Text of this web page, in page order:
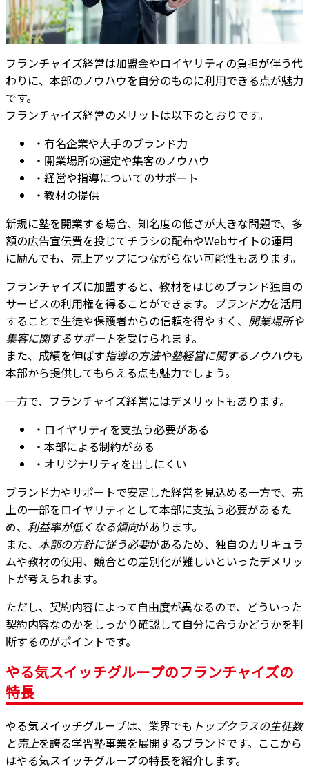
フランチャイズ経営は加盟金やロイヤリティの負担が伴う代
わりに、本部のノウハウを自分のものに利用できる点が魅力
です。
フランチャイズ経営のメリットは以下のとおりです。
・有名企業や大手のブランド力
・開業場所の選定や集客のノウハウ
・経営や指導についてのサポート
・教材の提供
新規に塾を開業する場合、知名度の低さが大きな問題で、多
額の広告宣伝費を投じてチラシの配布やWebサイトの運用
に励んでも、売上アップにつながらない可能性もあります。
フランチャイズに加盟すると、教材をはじめブランド独自の
サービスの利用権を得ることができます。 ブランド力を活用
することで生徒や保護者からの信頼を得やすく、 開業場所や
集客に関するサポートを受けられます。
また、成績を伸ばす指導の方法や塾経営に関するノウハウも
本部から提供してもらえる点も魅力でしょう。
一方で、フランチャイズ経営にはデメリットもあります。
・ロイヤリティを支払う必要がある
・本部による制約がある
・オリジナリティを出しにくい
ブランド力やサポートで安定した経営を見込める一方で、売
上の一部をロイヤリティとして本部に支払う必要があるた
め、 利益率が低くなる傾向があります。
また、 本部の方針に従う必要があるため、独自のカリキュラ
ムや教材の使用、競合との差別化が難しいといったデメリッ
トが考えられます。
ただし、契約内容によって自由度が異なるので、どういった
契約内容なのかをしっかり確認して自分に合うかどうかを判
断するのがポイントです。
やる気スイッチグループのフランチャイズの
特長
やる気スイッチグループは、業界でも トップクラスの生徒数
と売上を誇る学習塾事業を展開するブランドです。ここから
はやる気スイッチグループの特長を紹介します。